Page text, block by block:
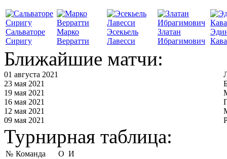
Сальваторе
Сиригу
Марко
Верратти
Эсекьель
Лавесси
Златан
Ибрагимович
Ближайшие матчи:
01 августа 2021
23 мая 2021
19 мая 2021
16 мая 2021
12 мая 2021
09 мая 2021
Турнирная таблица:
№ Команда О И